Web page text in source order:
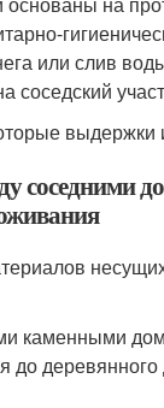
или слив
соседский
соседними
каменными
до